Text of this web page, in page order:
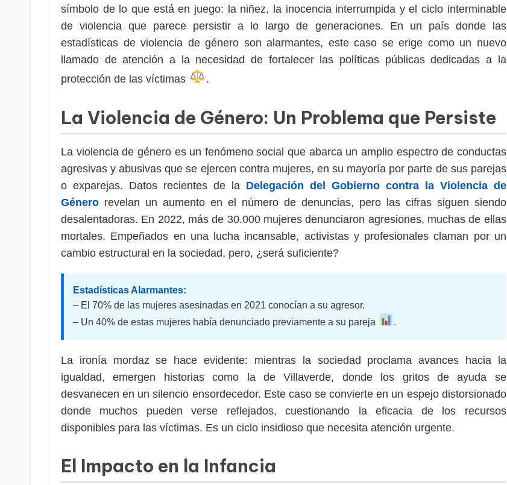
símbolo de lo que está en juego: la niñez, la inocencia interrumpida y el ciclo interminable
de violencia que parece persistir a lo largo de generaciones. En un país donde las
estadísticas de violencia de género son alarmantes, este caso se erige como un nuevo
llamado de atención a la necesidad de fortalecer las políticas públicas dedicadas a la
protección de las víctimas
.
La Violencia de Género: Un Problema que Persiste
La violencia de género es un fenómeno social que abarca un amplio espectro de conductas
agresivas y abusivas que se ejercen contra mujeres, en su mayoría por parte de sus parejas
o exparejas. Datos recientes de la Delegación del Gobierno contra la Violencia de
Género revelan un aumento en el número de denuncias, pero las cifras siguen siendo
desalentadoras. En 2022, más de 30.000 mujeres denunciaron agresiones, muchas de ellas
mortales. Empeñados en una lucha incansable, activistas y profesionales claman por un
cambio estructural en la sociedad, pero, ¿será suficiente?
Estadísticas Alarmantes:
– El 70% de las mujeres asesinadas en 2021 conocían a su agresor.
– Un 40% de estas mujeres había denunciado previamente a su pareja
.
La ironía mordaz se hace evidente: mientras la sociedad proclama avances hacia la
igualdad, emergen historias como la de Villaverde, donde los gritos de ayuda se
desvanecen en un silencio ensordecedor. Este caso se convierte en un espejo distorsionado
donde muchos pueden verse reflejados, cuestionando la eficacia de los recursos
disponibles para las víctimas. Es un ciclo insidioso que necesita atención urgente.
El Impacto en la Infancia